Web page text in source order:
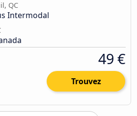
QC
Intermodal
49 €
Trouvez